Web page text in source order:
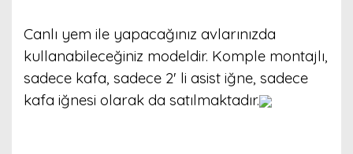
Canlı yem ile yapacağınız avlarınızda
kullanabileceğiniz modeldir. Komple montajlı,
sadece kafa, sadece 2' li asist iğne, sadece
kafa iğnesi olarak da satılmaktadır.